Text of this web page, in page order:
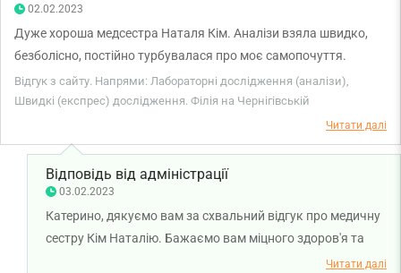
02.02.2023
Дуже хороша медсестра Наталя Кім. Аналізи взяла швидко,
безболісно, постійно турбувалася про моє самопочуття.
Дякую!
Відгук з сайту. Напрями: Лабораторні дослідження (аналізи),
Швидкі (експрес) дослідження. Філія на Чернігівській
Читати далі
Відповідь від адміністрації
03.02.2023
Катерино, дякуємо вам за схвальний відгук про медичну
сестру Кім Наталію. Бажаємо вам міцного здоров'я та
Читати далі